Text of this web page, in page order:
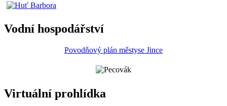
Vodní hospodářství
Povodňový plán městyse Jince
Virtuální prohlídka